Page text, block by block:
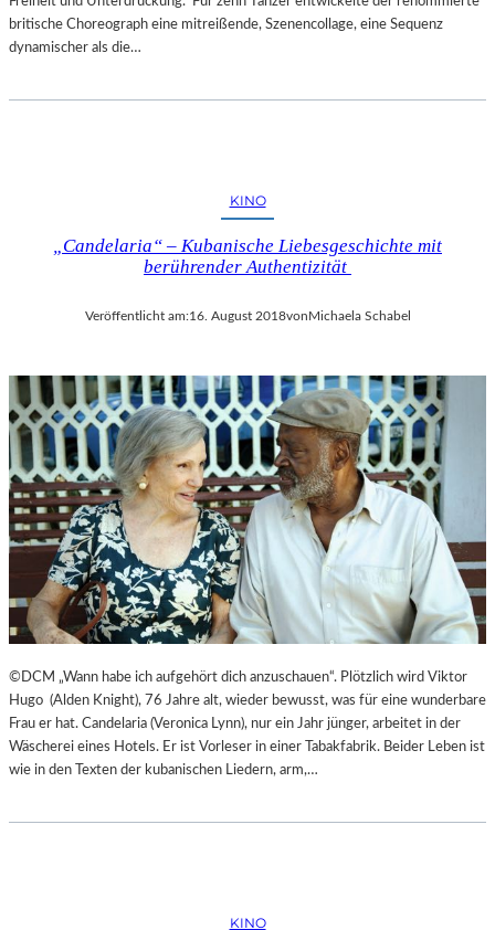
britische Choreograph eine mitreißende, Szenencollage, eine Sequenz
dynamischer als die…
KINO
„Candelaria“ – Kubanische Liebesgeschichte mit
berührender Authentizität
Veröffentlicht am:16. August 2018vonMichaela Schabel
©DCM „Wann habe ich aufgehört dich anzuschauen“. Plötzlich wird Viktor
Hugo (Alden Knight), 76 Jahre alt, wieder bewusst, was für eine wunderbare
Frau er hat. Candelaria (Veronica Lynn), nur ein Jahr jünger, arbeitet in der
Wäscherei eines Hotels. Er ist Vorleser in einer Tabakfabrik. Beider Leben ist
wie in den Texten der kubanischen Liedern, arm,…
KINO